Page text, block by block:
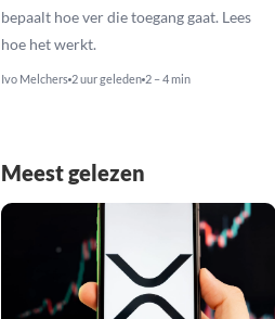
bepaalt hoe ver die toegang gaat. Lees
hoe het werkt.
Ivo Melchers 2 uur geleden 2 – 4 min
Meest gelezen